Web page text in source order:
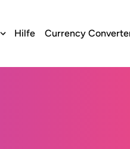
Hilfe Currency